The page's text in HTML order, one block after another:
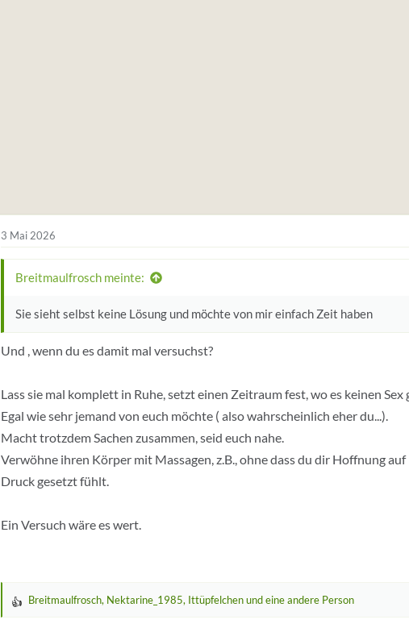
3 Mai 2026
Breitmaulfrosch meinte:
Sie sieht selbst keine Lösung und möchte von mir einfach Zeit haben
Und , wenn du es damit mal versuchst?
Lass sie mal komplett in Ruhe, setzt einen Zeitraum fest, wo es keinen Sex
Egal wie sehr jemand von euch möchte ( also wahrscheinlich eher du...).
Macht trotzdem Sachen zusammen, seid euch nahe.
Verwöhne ihren Körper mit Massagen, z.B., ohne dass du dir Hoffnung
Druck gesetzt fühlt.
Ein Versuch wäre es wert.
W
Breitmaulfrosch, Nektarine_1985, Ittüpfelchenund eine andere Person